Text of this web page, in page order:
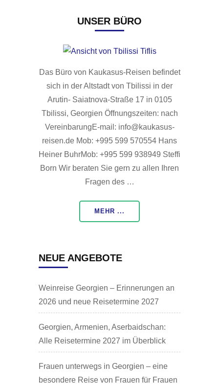
UNSER BÜRO
Das Büro von Kaukasus-Reisen befindet
sich in der Altstadt von Tbilissi in der
Arutin- Saiatnova-Straße 17 in 0105
Tbilissi, Georgien Öffnungszeiten: nach
VereinbarungE-mail: info@kaukasus-
reisen.de Mob: +995 599 570554 Hans
Heiner BuhrMob: +995 599 938949 Steffi
Born Wir beraten Sie gern zu allen Ihren
Fragen des …
MEHR ...
NEUE ANGEBOTE
Weinreise Georgien – Erinnerungen an
2026 und neue Reisetermine 2027
Georgien, Armenien, Aserbaidschan:
Alle Reisetermine 2027 im Überblick
Frauen unterwegs in Georgien – eine
besondere Reise von Frauen für Frauen